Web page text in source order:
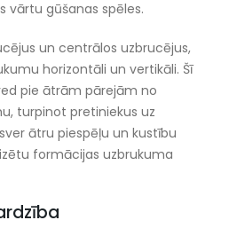
vārtu gūšanas spēles.
un centrālos uzbrucējus,
horizontāli un vertikāli. Šī
pie ātrām pārejām no
turpinot pretiniekus uz
ātru piespēļu un kustību
formācijas uzbrukuma